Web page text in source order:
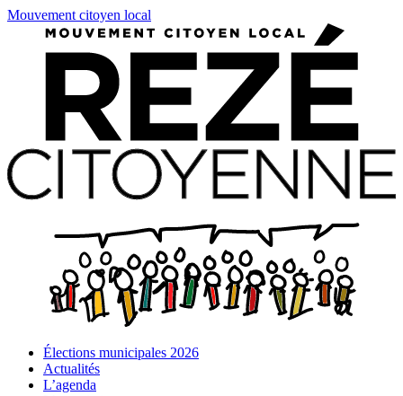
Mouvement citoyen local
Élections municipales 2026
Actualités
L’agenda